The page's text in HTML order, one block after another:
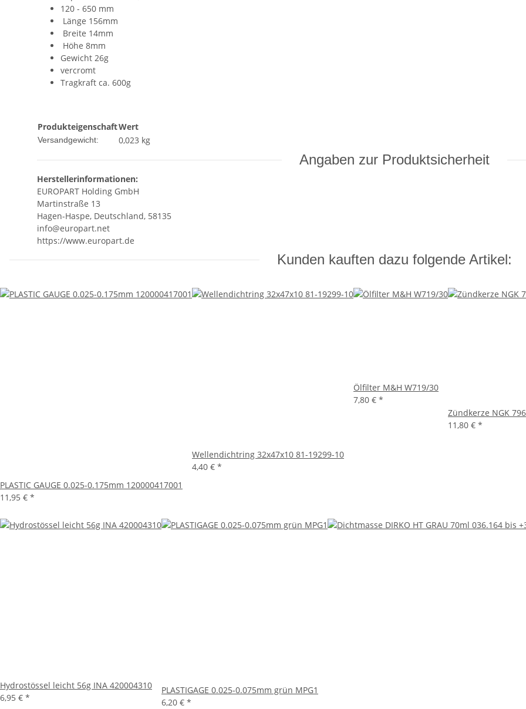
120 - 650 mm
Länge 156mm
Breite 14mm
Höhe 8mm
Gewicht 26g
vercromt
Tragkraft ca. 600g
ProdukteigenschaftWert
Versandgewicht: 0,023 kg
Angaben zur Produktsicherheit
Herstellerinformationen:
EUROPART Holding GmbH
Martinstraße 13
Hagen-Haspe, Deutschland, 58135
info@europart.net
https://www.europart.de
Kunden kauften dazu folgende Artikel:
PLASTIC GAUGE 0.025-0.175mm 120000417001
11,95 € *
Wellendichtring 32x47x10 81-19299-10
4,40 € *
Ölfilter M&H W719/30
7,80 € *
Zündkerze NGK
11,80 € *
Hydrostössel leicht 56g INA 420004310
6,95 € *
PLASTIGAGE 0.025-0.075mm grün MPG1
6,20 € *